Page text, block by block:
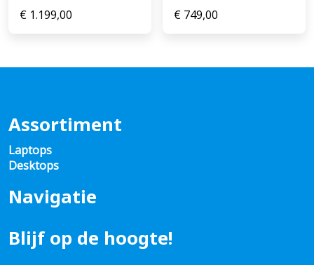
€ 1.199,00 € 749,00
Assortiment
Laptops
Desktops
Navigatie
Blijf op de hoogte!